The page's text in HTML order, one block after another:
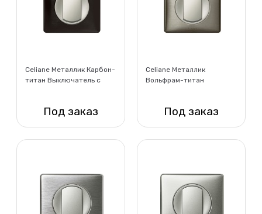
Celiane Металлик Карбон-
титан Выключатель с
Под заказ
Нет в наличии
Celiane Металлик
Вольфрам-титан
Под заказ
Нет в наличии